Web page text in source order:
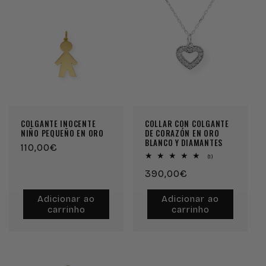
COLGANTE INOCENTE
NIÑO PEQUEÑO EN ORO
Preço
110,00€
Adicionar ao
carrinho
COLLAR CON COLGANTE
DE CORAZÓN EN ORO
BLANCO Y DIAMANTES
(1)
Preço
normal
390,00€
Adicionar ao
carrinho